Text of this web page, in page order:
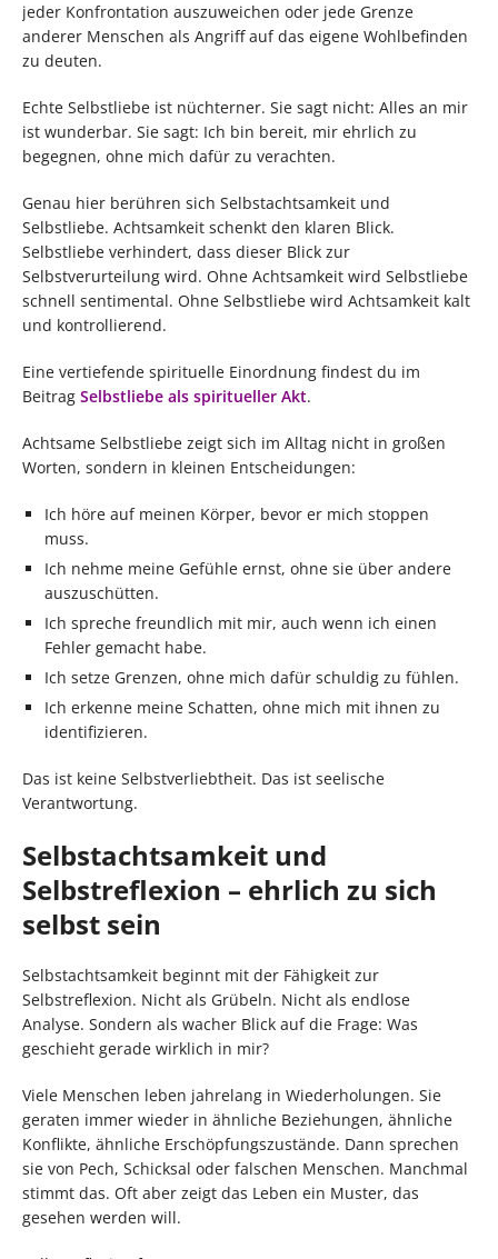
jeder Konfrontation auszuweichen oder jede Grenze
anderer Menschen als Angriff auf das eigene Wohlbefinden
zu deuten.
Echte Selbstliebe ist nüchterner. Sie sagt nicht: Alles an mir
ist wunderbar. Sie sagt: Ich bin bereit, mir ehrlich zu
begegnen, ohne mich dafür zu verachten.
Genau hier berühren sich Selbstachtsamkeit und
Selbstliebe. Achtsamkeit schenkt den klaren Blick.
Selbstliebe verhindert, dass dieser Blick zur
Selbstverurteilung wird. Ohne Achtsamkeit wird Selbstliebe
schnell sentimental. Ohne Selbstliebe wird Achtsamkeit kalt
und kontrollierend.
Eine vertiefende spirituelle Einordnung findest du im
Beitrag Selbstliebe als spiritueller Akt.
Achtsame Selbstliebe zeigt sich im Alltag nicht in großen
Worten, sondern in kleinen Entscheidungen:
Ich höre auf meinen Körper, bevor er mich stoppen
muss.
Ich nehme meine Gefühle ernst, ohne sie über andere
auszuschütten.
Ich spreche freundlich mit mir, auch wenn ich einen
Fehler gemacht habe.
Ich setze Grenzen, ohne mich dafür schuldig zu fühlen.
Ich erkenne meine Schatten, ohne mich mit ihnen zu
identifizieren.
Das ist keine Selbstverliebtheit. Das ist seelische
Verantwortung.
Selbstachtsamkeit und
Selbstreflexion – ehrlich zu sich
selbst sein
Selbstachtsamkeit beginnt mit der Fähigkeit zur
Selbstreflexion. Nicht als Grübeln. Nicht als endlose
Analyse. Sondern als wacher Blick auf die Frage: Was
geschieht gerade wirklich in mir?
Viele Menschen leben jahrelang in Wiederholungen. Sie
geraten immer wieder in ähnliche Beziehungen, ähnliche
Konflikte, ähnliche Erschöpfungszustände. Dann sprechen
sie von Pech, Schicksal oder falschen Menschen. Manchmal
stimmt das. Oft aber zeigt das Leben ein Muster, das
gesehen werden will.